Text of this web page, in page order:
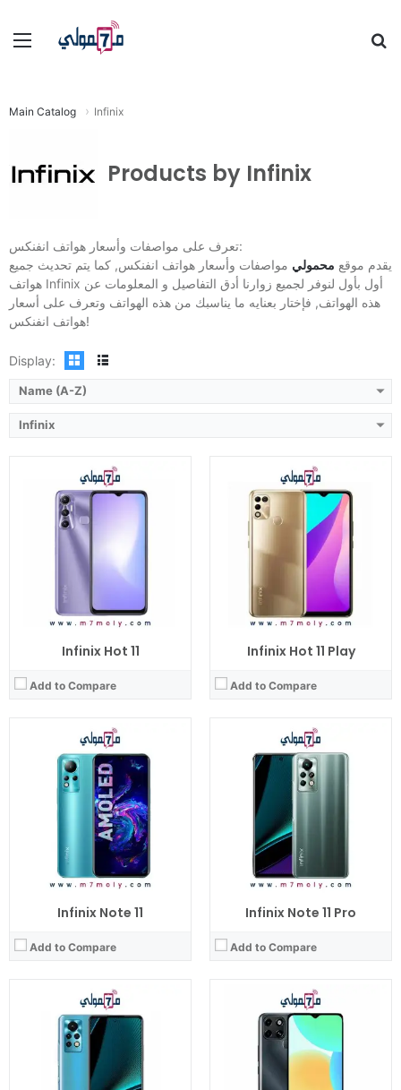
Menu
Main Catalog Infinix
Products by Infinix
تعرف على مواصفات وأسعار هواتف انفنكس:
يقدم موقع محمولي مواصفات وأسعار هواتف انفنكس, كما يتم تحديث جميع
هواتف Infinix أول بأول لنوفر لجميع زوارنا أدق التفاصيل و المعلومات عن
هذه الهواتف, فإختار بعنايه ما يناسبك من هذه الهواتف وتعرف على أسعار
هواتف انفنكس!
Display:
Name (A-Z)
Infinix
Infinix Hot 11
Add to Compare
View Details →
Infinix Hot 11 Play
Add to Compare
RAM:
Display:
6.82 بوصة بدقة HD+ بها نوتش صغير
Camera:
OS:
اندرويد 11
Infinix Note 11
Add to Compare
Infinix Note 11 Pro
Add to Compare
ثماني النواة Mediatek Helio G95 تكنولوجيا 12 نانو
128 جيجا مع 8 جيجا رام
Camera:
خلفية ثلاثية 108+8+8 م.ب. / امامية 16 م.ب.